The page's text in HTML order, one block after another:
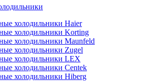
холодильники Haier
холодильники Korting
холодильники Maunfeld
холодильники Zugel
холодильники LEX
холодильники Centek
холодильники Hiberg